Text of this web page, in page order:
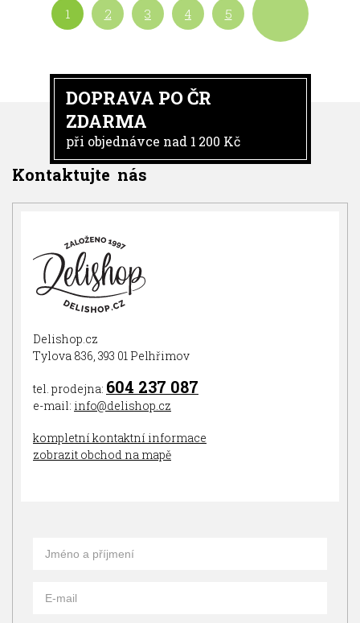
1 2 3 4 5
DOPRAVA PO ČR
ZDARMA
při objednávce nad 1 200 Kč
Kontaktujte nás
Delishop.cz
Tylova 836, 393 01 Pelhřimov
tel. prodejna: 604 237 087
e-mail: info@delishop.cz
kompletní kontaktní informace
zobrazit obchod na mapě